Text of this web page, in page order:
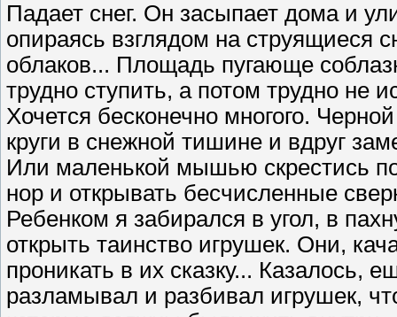
Падает снег. Он засыпает дома и
опираясь взглядом на струящиеся
облаков... Площадь пугающе
трудно ступить, а потом трудно не
Хочется бесконечно многого.
круги в снежной тишине и вдруг
Или маленькой мышью скрестись
нор и открывать бесчисленные
Ребенком я забирался в угол, в
открыть таинство игрушек. Они,
проникать в их сказку... Казалось,
разламывал и разбивал игрушек,